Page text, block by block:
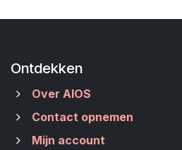
Ontdekken
Over AIOS
Contact opnemen
Mijn account